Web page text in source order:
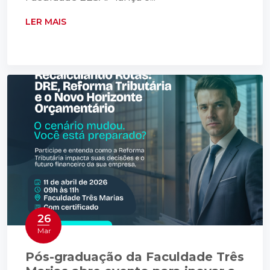
LER MAIS
26
Mar
Pós-graduação da Faculdade Três